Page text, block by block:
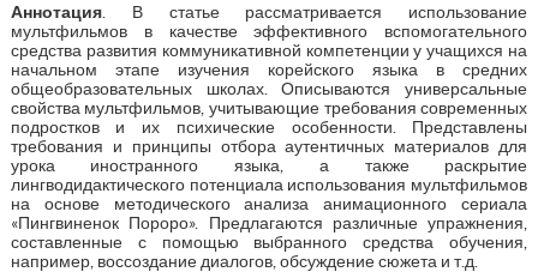
Аннотация. В статье рассматривается использование
мультфильмов в качестве эффективного вспомогательного
средства развития коммуникативной компетенции у учащихся на
начальном этапе изучения корейского языка в средних
общеобразовательных школах. Описываются универсальные
свойства мультфильмов, учитывающие требования современных
подростков и их психические особенности. Представлены
требования и принципы отбора аутентичных материалов для
урока иностранного языка, а также раскрытие
лингводидактического потенциала использования мультфильмов
на основе методического анализа анимационного сериала
«Пингвиненок Пороро». Предлагаются различные упражнения,
составленные с помощью выбранного средства обучения,
например, воссоздание диалогов, обсуждение сюжета и т.д.